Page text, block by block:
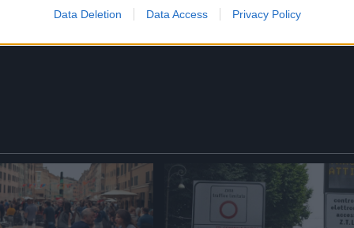
Data Deletion Data Access Privacy Policy
Paluani fallita, addio alla storica
azienda del pandoro